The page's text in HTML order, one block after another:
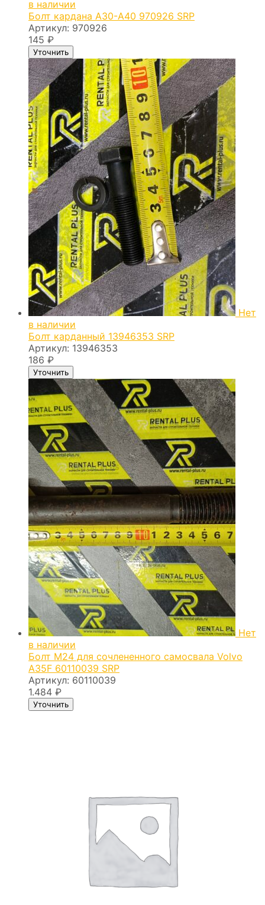
в наличии
Болт кардана A30-A40 970926 SRP
Артикул: 970926
145 ₽
Уточнить
Нет
в наличии
Болт карданный 13946353 SRP
Артикул: 13946353
186 ₽
Уточнить
Нет
в наличии
Болт М24 для сочлененного самосвала Volvo
A35F 60110039 SRP
Артикул: 60110039
1.484 ₽
Уточнить